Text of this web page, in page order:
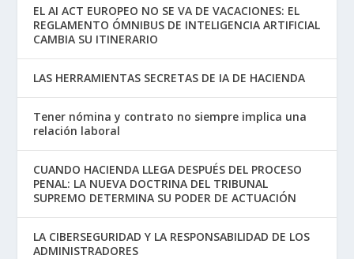
EL AI ACT EUROPEO NO SE VA DE VACACIONES: EL
REGLAMENTO ÓMNIBUS DE INTELIGENCIA ARTIFICIAL
CAMBIA SU ITINERARIO
LAS HERRAMIENTAS SECRETAS DE IA DE HACIENDA
Tener nómina y contrato no siempre implica una
relación laboral
CUANDO HACIENDA LLEGA DESPUÉS DEL PROCESO
PENAL: LA NUEVA DOCTRINA DEL TRIBUNAL
SUPREMO DETERMINA SU PODER DE ACTUACIÓN
LA CIBERSEGURIDAD Y LA RESPONSABILIDAD DE LOS
ADMINISTRADORES